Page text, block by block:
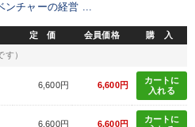
ンチャーの経営 ...
定 価 会員価格 購 入
す）
6,600円 6,600円
カートに
入れる
6,600円 6,600円
カートに